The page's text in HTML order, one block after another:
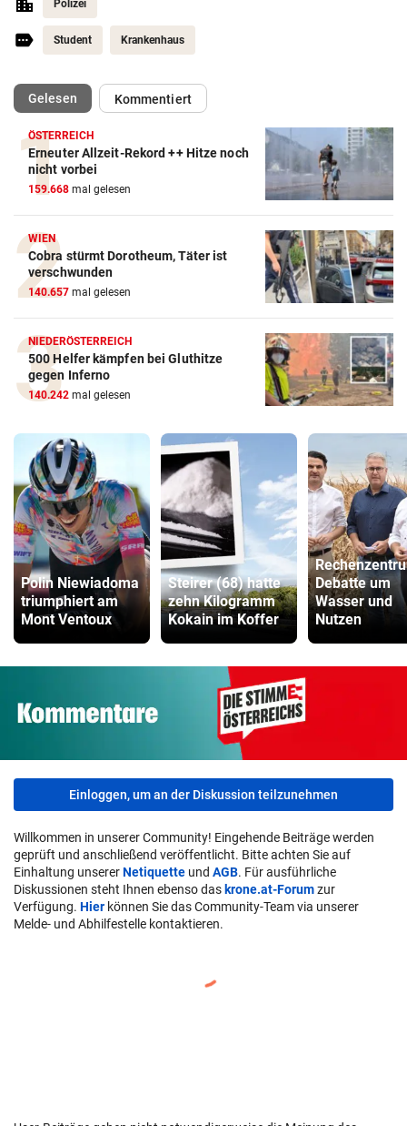
Polizei
Student Krankenhaus
Gelesen(ausgewählt)Kommentiert
ÖSTERREICH
Erneuter Allzeit-Rekord ++ Hitze noch
nicht vorbei
159.668 mal gelesen
WIEN
Cobra stürmt Dorotheum, Täter ist
verschwunden
140.657 mal gelesen
NIEDERÖSTERREICH
500 Helfer kämpfen bei Gluthitze
gegen Inferno
140.242 mal gelesen
Polin Niewiadoma
triumphiert am
Mont Ventoux
Steirer (68) hatte
zehn Kilogramm
Kokain im Koffer
Debatte um
Wasser und
Nutzen
Einloggen, um an der Diskussion teilzunehmen
Willkommen in unserer Community! Eingehende Beiträge werden
geprüft und anschließend veröffentlicht. Bitte achten Sie auf
Einhaltung unsererNetiquette und AGB. Für ausführliche
Diskussionen steht Ihnen ebenso das krone.at-Forumzur
Verfügung. Hier können Sie das Community-Team via unserer
Melde- und Abhilfestelle kontaktieren.